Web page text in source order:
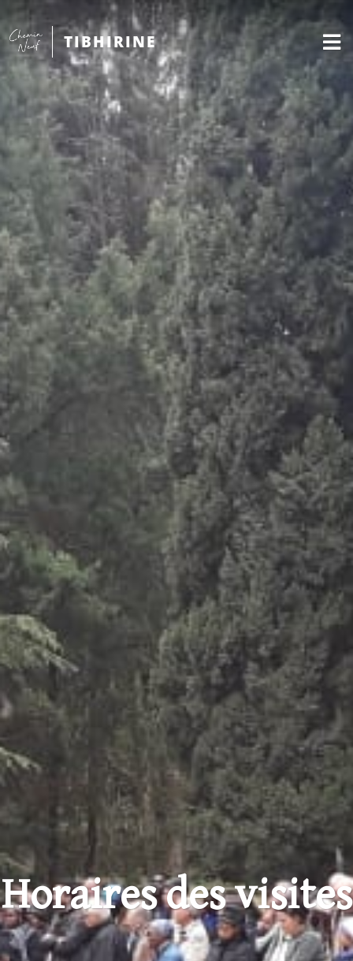
TIBHIRINE
Français
Horaires des visites